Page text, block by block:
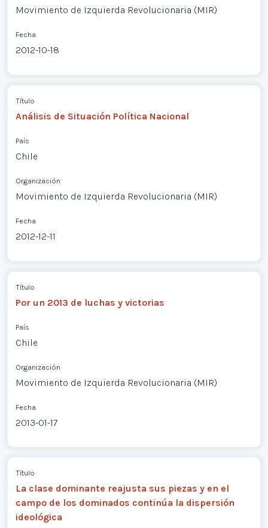
Movimiento de Izquierda Revolucionaria (MIR)
Fecha
2012-10-18
Título
Análisis de Situación Política Nacional
País
Chile
Organización
Movimiento de Izquierda Revolucionaria (MIR)
Fecha
2012-12-11
Título
Por un 2013 de luchas y victorias
País
Chile
Organización
Movimiento de Izquierda Revolucionaria (MIR)
Fecha
2013-01-17
Título
La clase dominante reajusta sus piezas y en el
campo de los dominados continúa la dispersión
ideológica